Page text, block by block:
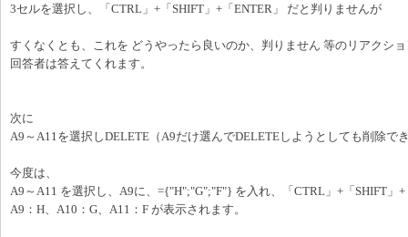
3セルを選択し、「CTRL」+「SHIFT」+「ENTER」 だと判りませんが
すくなくとも、これを どうやったら良いのか、判りません 等のリアクシ
回答者は答えてくれます。
次に
A9～A11を選択しDELETE（A9だけ選んでDELETEしようとしても削除で
今度は、
A9～A11 を選択し、A9に、={"H";"G";"F"} を入れ、「CTRL」+「SHIFT」+
A9：H、A10：G、A11：F が表示されます。